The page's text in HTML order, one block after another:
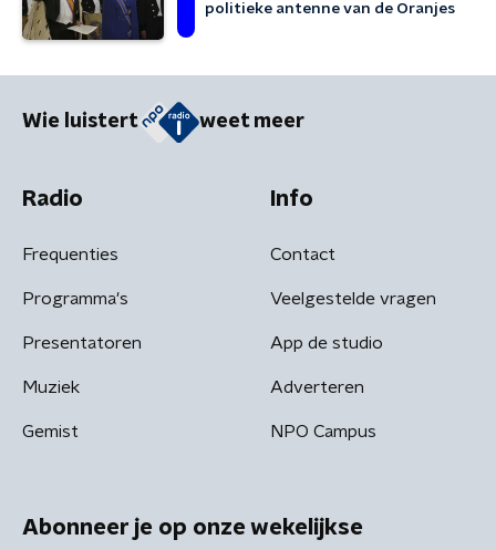
politieke antenne van de Oranjes
Wie luistert weet meer
Radio
Frequenties
Programma's
Presentatoren
Muziek
Gemist
Info
Contact
Veelgestelde vragen
App de studio
Adverteren
NPO Campus
Abonneer je op onze wekelijkse